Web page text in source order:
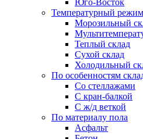
Юго-Восток
Температурный режим
Морозильный
Теплый склад
Сухой склад
Холодильный
По особенностям
Со стеллажами
С кран-балкой
С ж/д веткой
По материалу пола
Асфальт